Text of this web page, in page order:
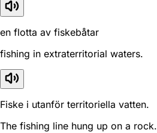
en flotta av fiskebåtar
fishing in extraterritorial waters.
Fiske i utanför territoriella vatten.
The fishing line hung up on a rock.